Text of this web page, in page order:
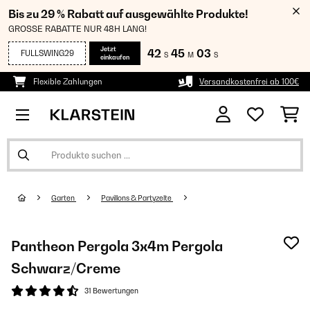
Bis zu 29 % Rabatt auf ausgewählte Produkte!
GROSSE RABATTE NUR 48H LANG!
FULLSWING29
Jetzt
einkaufen
42 S 45 M 03 S
Flexible Zahlungen Versandkostenfrei ab 100€
Garten Pavillons & Partyzelte
Pantheon Pergola 3x4m Pergola
Schwarz/Creme
31 Bewertungen